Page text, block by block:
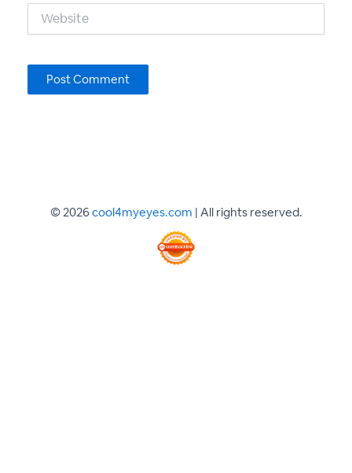
Website
© 2026cool4myeyes.com | All rights reserved.